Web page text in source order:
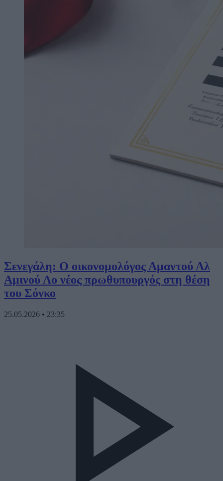
Σενεγάλη: Ο οικονομολόγος Αμαντού Αλ
Αμινού Λο νέος πρωθυπουργός στη θέση
του Σόνκο
25.05.2026 • 23:35